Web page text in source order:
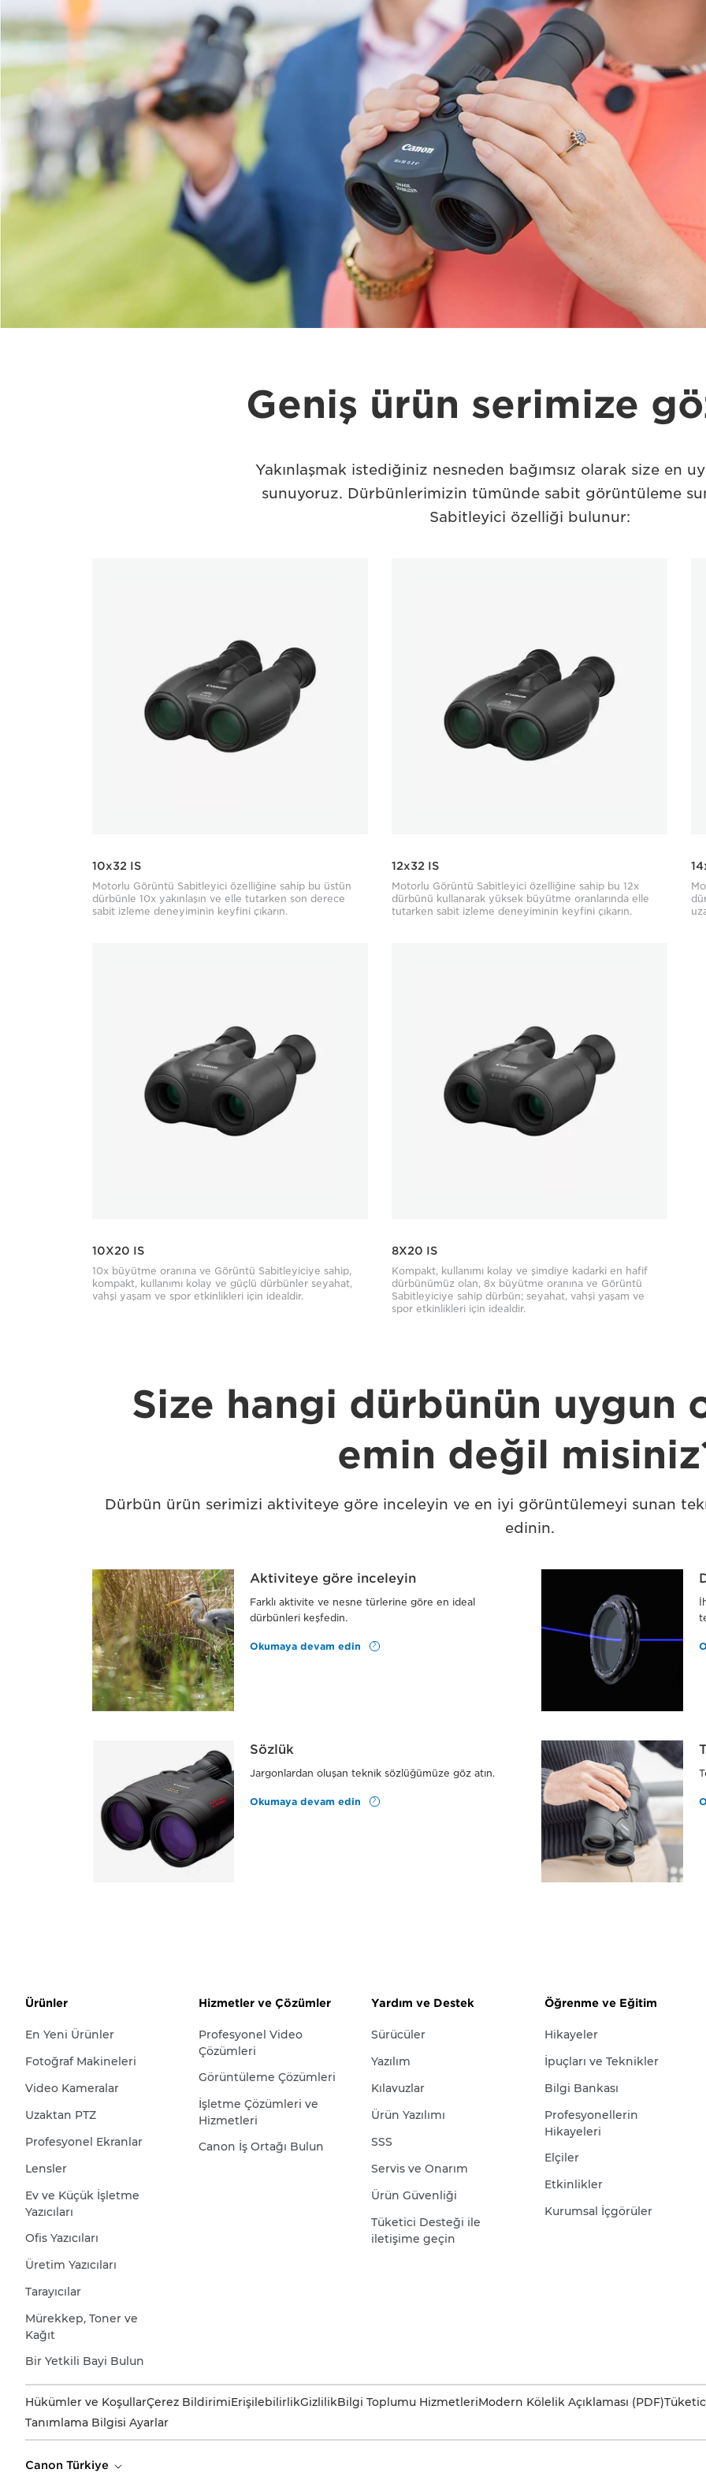
Geniş ürün serimize
Yakınlaşmak istediğiniz nesneden bağımsız olarak size en
sunuyoruz. Dürbünlerimizin tümünde sabit görüntüleme
Sabitleyici özelliği bulunur:
10x32 IS
Motorlu Görüntü Sabitleyici özelliğine sahip bu üstün
dürbünle 10x yakınlaşın ve elle tutarken son derece
sabit izleme deneyiminin keyfini çıkarın.
12x32 IS
Motorlu Görüntü Sabitleyici özelliğine sahip bu 12x
dürbünü kullanarak yüksek büyütme oranlarında elle
tutarken sabit izleme deneyiminin keyfini çıkarın.
10X20 IS
10x büyütme oranına ve Görüntü Sabitleyiciye sahip,
kompakt, kullanımı kolay ve güçlü dürbünler seyahat,
vahşi yaşam ve spor etkinlikleri için idealdir.
8X20 IS
Kompakt, kullanımı kolay ve şimdiye kadarki en hafif
dürbünümüz olan, 8x büyütme oranına ve Görüntü
Sabitleyiciye sahip dürbün; seyahat, vahşi yaşam ve
spor etkinlikleri için idealdir.
Size hangi dürbünün uygun
emin değil
Dürbün ürün serimizi aktiviteye göre inceleyin ve en iyi görüntülemeyi sunan
edinin.
Aktiviteye göre inceleyin
Farklı aktivite ve nesne türlerine göre en ideal
dürbünleri keşfedin.
Okumaya devam edin
Sözlük
Jargonlardan oluşan teknik sözlüğümüze göz atın.
Okumaya devam edin
Ürünler
En Yeni Ürünler
Fotoğraf Makineleri
Video Kameralar
Uzaktan PTZ
Profesyonel Ekranlar
Lensler
Ev ve Küçük İşletme
Yazıcıları
Ofis Yazıcıları
Üretim Yazıcıları
Tarayıcılar
Mürekkep, Toner ve
Kağıt
Bir Yetkili Bayi Bulun
Hizmetler ve Çözümler
Profesyonel Video
Çözümleri
Görüntüleme Çözümleri
İşletme Çözümleri ve
Hizmetleri
Canon İş Ortağı Bulun
Yardım ve Destek
Sürücüler
Yazılım
Kılavuzlar
Ürün Yazılımı
SSS
Servis ve Onarım
Ürün Güvenliği
Tüketici Desteği ile
iletişime geçin
Öğrenme ve Eğitim
Hikayeler
İpuçları ve Teknikler
Bilgi Bankası
Profesyonellerin
Hikayeleri
Elçiler
Etkinlikler
Kurumsal İçgörüler
Hükümler ve KoşullarÇerez BildirimiErişilebilirlikGizlilikBilgi Toplumu HizmetleriModern Kölelik Açıklaması (PDF)
Tanımlama Bilgisi Ayarlar
Canon Türkiye